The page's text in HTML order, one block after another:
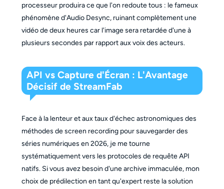
processeur produira ce que l'on redoute tous : le fameux
phénomène d'Audio Desync, ruinant complètement une
vidéo de deux heures car l'image sera retardée d'une à
plusieurs secondes par rapport aux voix des acteurs.
API vs Capture d'Écran : L'Avantage
Décisif de StreamFab
Face à la lenteur et aux taux d'échec astronomiques des
méthodes de screen recording pour sauvegarder des
séries numériques en 2026, je me tourne
systématiquement vers les protocoles de requête API
natifs. Si vous avez besoin d'une archive immaculée, mon
choix de prédilection en tant qu'expert reste la solution